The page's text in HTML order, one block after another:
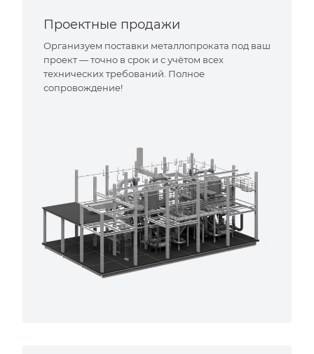
Проектные продажи
Организуем поставки металлопроката под ваш
проект — точно в срок и с учётом всех
технических требований. Полное
сопровождение!